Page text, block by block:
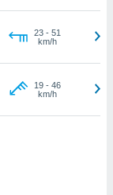
23- 51
km/h
19- 46
km/h